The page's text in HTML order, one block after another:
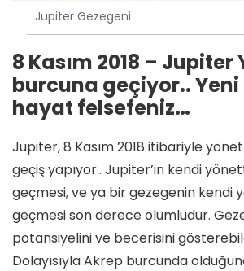
Jupiter Gezegeni
8 Kasım 2018 – Jupiter
burcuna geçiyor..
hayat felsefeniz…
Jupiter, 8 Kasım 2018 itibariyle
geçiş yapıyor.. Jupiter’in kendi
geçmesi, ve ya bir gezegenin kendi
geçmesi son derece olumludur.
potansiyelini ve becerisini
Dolayısıyla Akrep burcunda